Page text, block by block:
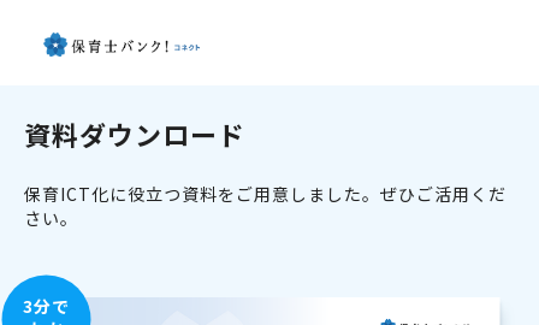
資料ダウンロード
保育ICT化に役立つ資料をご用意しました。ぜひご活用くだ
さい。
3分で